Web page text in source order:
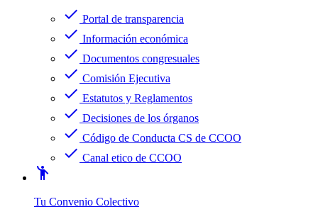
check Portal de transparencia
check Información económica
check Documentos congresuales
check Comisión Ejecutiva
check Estatutos y Reglamentos
check Decisiones de los órganos
check Código de Conducta CS de CCOO
check Canal etico de CCOO
emoji_people
Tu Convenio Colectivo